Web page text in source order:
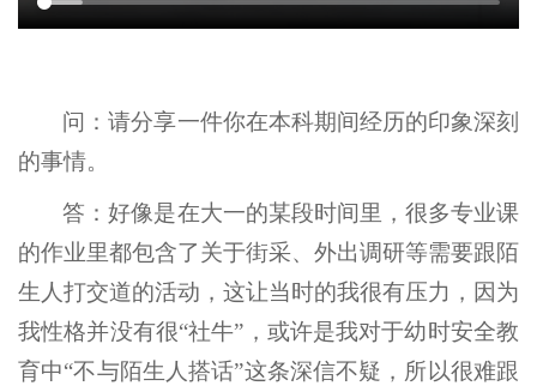
问：请分享一件你在本科期间经历的印象深刻
的事情。
答：好像是在大一的某段时间里，很多专业课
的作业里都包含了关于街采、外出调研等需要跟陌
生人打交道的活动，这让当时的我很有压力，因为
我性格并没有很“社牛”，或许是我对于幼时安全教
育中“不与陌生人搭话”这条深信不疑，所以很难跟